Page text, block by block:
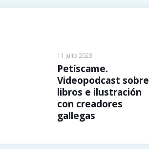
11 julio 2023
Petíscame.
Videopodcast sobre
libros e ilustración
con creadores
gallegas